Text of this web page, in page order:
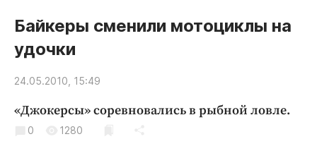
Новости компаний
Статьи
Народные новости
Благоустройство
Байкеры сменили мотоциклы на
удочки
24.05.2010, 15:49
«Джокерсы» соревновались в рыбной ловле.
0 1280